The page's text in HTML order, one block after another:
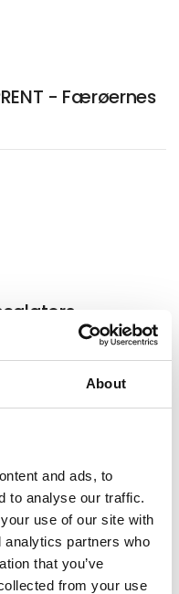
About
and ads, to
to analyse our traffic.
use of our site with
analytics partners who
that you’ve
from your use
- Færøernes